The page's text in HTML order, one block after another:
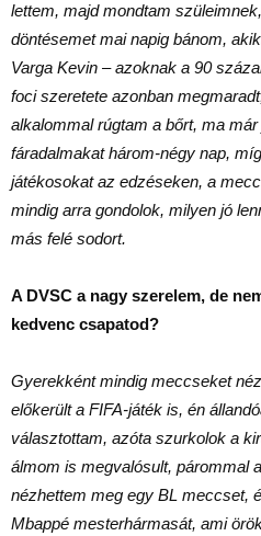
lettem, majd mondtam
döntésemet mai napig bánom,
Varga Kevin – azoknak a 90
foci szeretete azonban
alkalommal rúgtam a bőrt, ma
fáradalmakat három-négy nap,
játékosokat az edzéseken, a
mindig arra gondolok, milyen jó
más felé sodort.
A DVSC a nagy szerelem, de
kedvenc csapatod?
Gyerekként mindig meccseket
előkerült a FIFA-játék is, én
választottam, azóta szurkolok a
álmom is megvalósult, párommal
nézhettem meg egy BL meccset,
Mbappé mesterhármasát, ami